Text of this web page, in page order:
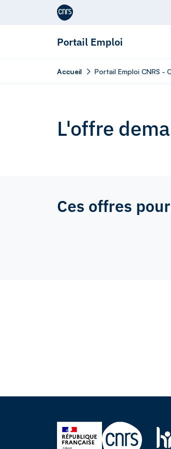
Aller au contenu
Portail Emploi
Accueil Portail Emploi CNRS -
L'offre
Ces offres